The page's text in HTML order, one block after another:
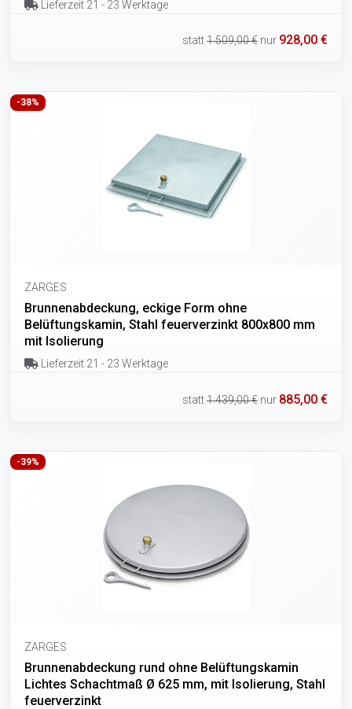
Lieferzeit 21 - 23 Werktage
statt1.509,00 € nur 928,00 €
-38%
ZARGES
Brunnenabdeckung, eckige Form ohne
Belüftungskamin, Stahl feuerverzinkt 800x800 mm
mit Isolierung
Lieferzeit 21 - 23 Werktage
statt1.439,00 € nur 885,00 €
-39%
ZARGES
Brunnenabdeckung rund ohne Belüftungskamin
Lichtes Schachtmaß Ø 625 mm, mit Isolierung, Stahl
feuerverzinkt